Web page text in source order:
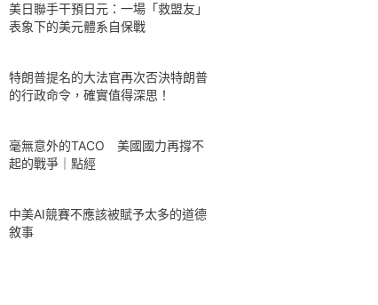
美日聯手干預日元：一場「救盟友」
表象下的美元體系自保戰
特朗普提名的大法官再次否決特朗普
的行政命令，確實值得深思！
毫無意外的TACO 美國國力再撐不
起的戰爭｜點經
中美AI競賽不應該被賦予太多的道德
敘事